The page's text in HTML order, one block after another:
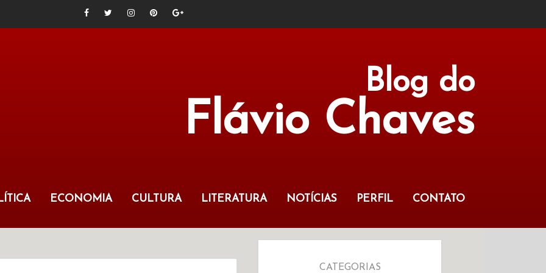
Blog do
Flávio Chaves
ECONOMIA CULTURA LITERATURA NOTÍCIAS PERFIL CONTATO
CATEGORIAS